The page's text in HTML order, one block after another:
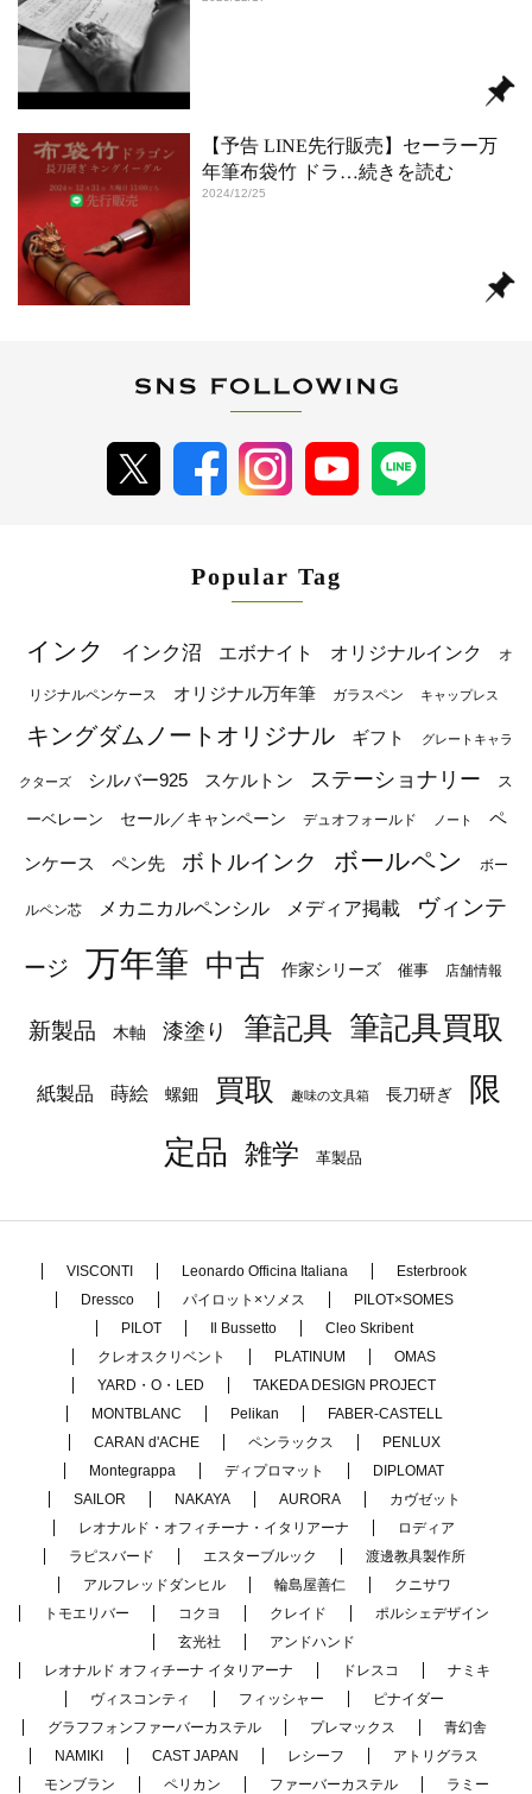
【予告 LINE先行販売】セーラー万
年筆布袋竹 ドラ …続きを読む
2024/12/25
Popular Tag
インク インク沼 エボナイト オリジナルインク オ
リジナルペンケース オリジナル万年筆 ガラスペン キャップレス
キングダムノートオリジナル ギフト グレートキャラ
クターズ シルバー925 スケルトン ステーショナリー ス
ーベレーン セール／キャンペーン デュオフォールド ノート ペ
ンケース ペン先 ボトルインク ボールペン ボー
ルペン芯 メカニカルペンシル メディア掲載 ヴィンテ
ージ 万年筆 中古 作家シリーズ 催事 店舗情報
新製品 木軸 漆塗り 筆記具 筆記具買取
紙製品 蒔絵 螺鈿 買取 趣味の文具箱 長刀研ぎ
限
定品
雑学 革製品
VISCONTI Leonardo Officina Italiana
Esterbrook
Dressco
パイロット×ソメス
PILOT×SOMES
PILOT
Il Bussetto
Cleo Skribent
クレオスクリベント
PLATINUM
OMAS
YARD・O・LED
TAKEDA DESIGN PROJECT
MONTBLANC
Pelikan
FABER-CASTELL
CARAN d'ACHE
ペンラックス
PENLUX
Montegrappa
ディプロマット
DIPLOMAT
SAILOR
NAKAYA AURORA
カヴゼット
レオナルド・オフィチーナ・イタリアーナ
ロディア
ラピスバード
エスターブルック
渡邊教具製作所
アルフレッドダンヒル
輪島屋善仁
クニサワ
トモエリバー
コクヨ クレイド
ポルシェデザイン
玄光社
アンドハンド
レオナルド オフィチーナ イタリアーナ
ドレスコ
ナミキ
ヴィスコンティ
フィッシャー
ピナイダー
グラフフォンファーバーカステル
プレマックス
青幻舎
NAMIKI
CAST JAPAN レシーフ
アトリグラス
モンブラン
ペリカン ファーバーカステル
ラミー